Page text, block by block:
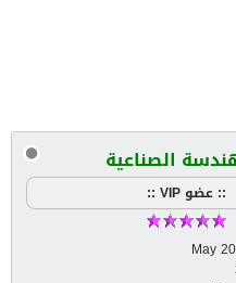
الصناعية
:: عضو VIP ::
May